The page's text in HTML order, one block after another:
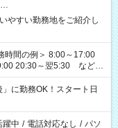
…
やすい勤務地をご紹介し
20:30～翌5:30 など ★
、残業なし、交替制など
に勤務OK！スタート日
躍中 / 電話対応なし / パソ